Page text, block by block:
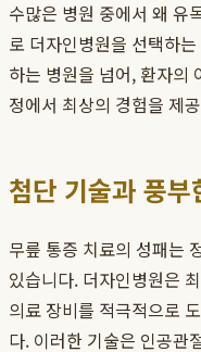
수많은 병원 중에서 왜 유
로 더자인병원을 선택하
하는 병원을 넘어, 환자의
정에서 최상의 경험을 제
첨단 기술과 풍
무릎 통증 치료의 성패는
있습니다. 더자인병원은
의료 장비를 적극적으로
다. 이러한 기술은 인공관